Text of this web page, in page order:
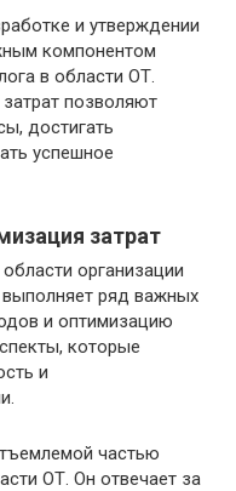
и утверждении
компонентом
в области ОТ.
позволяют
достигать
успешное
затрат
организации
выполняет ряд важных
и оптимизацию
которые
и
частью
ОТ. Он отвечает за